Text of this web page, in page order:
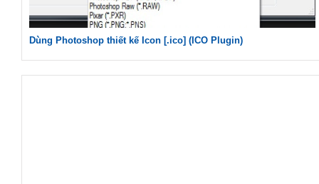
Dùng Photoshop thiết kế Icon [.ico] (ICO Plugin)